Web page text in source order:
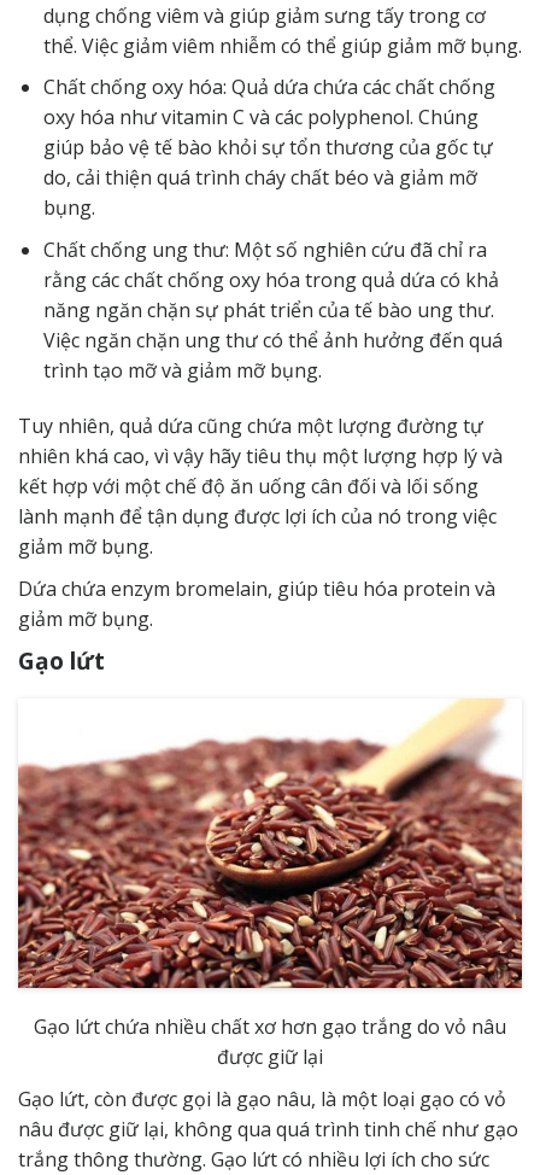
dụng chống viêm và giúp giảm sưng tấy trong cơ
thể. Việc giảm viêm nhiễm có thể giúp giảm mỡ bụng.
Chất chống oxy hóa: Quả dứa chứa các chất chống
oxy hóa như vitamin C và các polyphenol. Chúng
giúp bảo vệ tế bào khỏi sự tổn thương của gốc tự
do, cải thiện quá trình cháy chất béo và giảm mỡ
bụng.
Chất chống ung thư: Một số nghiên cứu đã chỉ ra
rằng các chất chống oxy hóa trong quả dứa có khả
năng ngăn chặn sự phát triển của tế bào ung thư.
Việc ngăn chặn ung thư có thể ảnh hưởng đến quá
trình tạo mỡ và giảm mỡ bụng.
Tuy nhiên, quả dứa cũng chứa một lượng đường tự
nhiên khá cao, vì vậy hãy tiêu thụ một lượng hợp lý và
kết hợp với một chế độ ăn uống cân đối và lối sống
lành mạnh để tận dụng được lợi ích của nó trong việc
giảm mỡ bụng.
Dứa chứa enzym bromelain, giúp tiêu hóa protein và
giảm mỡ bụng.
Gạo lứt
Gạo lứt chứa nhiều chất xơ hơn gạo trắng do vỏ nâu
được giữ lại
Gạo lứt, còn được gọi là gạo nâu, là một loại gạo có vỏ
nâu được giữ lại, không qua quá trình tinh chế như gạo
trắng thông thường. Gạo lứt có nhiều lợi ích cho sức